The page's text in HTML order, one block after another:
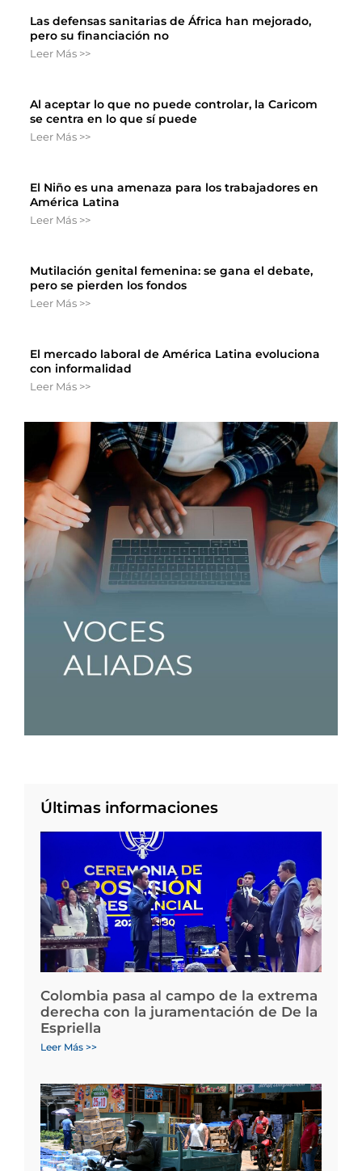
Las defensas sanitarias de África han mejorado,
pero su financiación no
Leer Más >>
Al aceptar lo que no puede controlar, la Caricom
se centra en lo que sí puede
Leer Más >>
El Niño es una amenaza para los trabajadores en
América Latina
Leer Más >>
Mutilación genital femenina: se gana el debate,
pero se pierden los fondos
Leer Más >>
El mercado laboral de América Latina evoluciona
con informalidad
Leer Más >>
Últimas informaciones
Colombia pasa al campo de la extrema
derecha con la juramentación de De la
Espriella
Leer Más >>